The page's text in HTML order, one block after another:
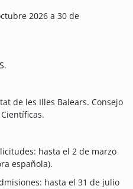
2026 a 30 de
de les Illes Balears. Consejo
hasta el 2 de marzo
española).
hasta el 31 de julio